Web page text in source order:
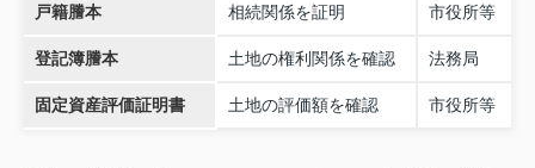
戸籍謄本 相続関係を証明 市役所等
登記簿謄本 土地の権利関係を確認 法務局
固定資産評価証明書 土地の評価額を確認 市役所等